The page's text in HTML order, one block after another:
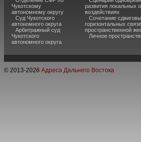
Чукотскому
автономному округу
Суд Чукотского
автономного округа
Арбитражный суд
Чукотского
автономного округа
развития локальных
воздействиях
Сочетание
горизонтальных
пространственной
Личное
© 2013-2026 Адреса Дальнего Востока